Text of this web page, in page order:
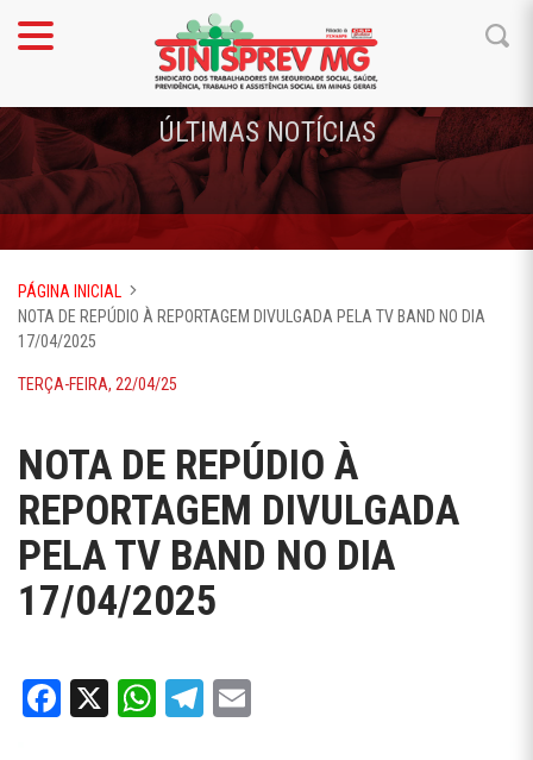
ÚLTIMAS NOTÍCIAS
PÁGINA INICIAL
NOTA DE REPÚDIO À REPORTAGEM DIVULGADA PELA TV BAND NO DIA
17/04/2025
TERÇA-FEIRA, 22/04/25
NOTA DE REPÚDIO À
REPORTAGEM DIVULGADA
PELA TV BAND NO DIA
17/04/2025
Facebook
X WhatsApp
Telegram